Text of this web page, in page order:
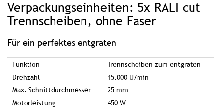
Verpackungseinheiten: 5x RALI cut
Trennscheiben, ohne Faser
Für ein perfektes entgraten
Funktion
Trennscheiben zum entgraten
Drehzahl
15.000 U/min
Max. Schnittdurchmesser
25 mm
Motorleistung
450 W
Bildgalerie